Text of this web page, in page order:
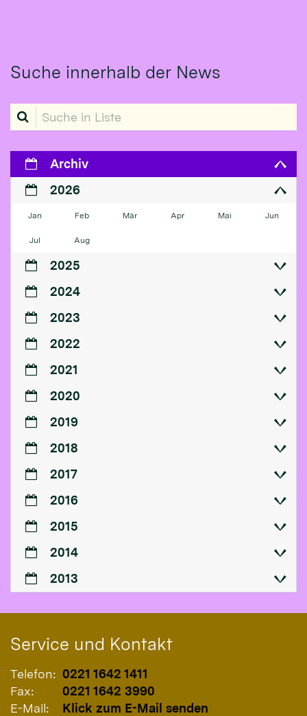
Suche innerhalb der News
Suche in Liste
Archiv
2026
Jan Feb Mär Apr Mai Jun
Jul Aug
2025
2024
2023
2022
2021
2020
2019
2018
2017
2016
2015
2014
2013
Service und Kontakt
Telefon: 0221 1642 1411
Fax:
0221 1642 3990
E-Mail:
Klick zum E-Mail senden